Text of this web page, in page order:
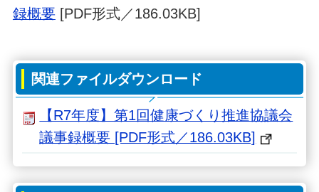
録概要[PDF形式／186.03KB]
関連ファイルダウンロード
【R7年度】第1回健康づくり推進協議会
議事録概要 [PDF形式／186.03KB]